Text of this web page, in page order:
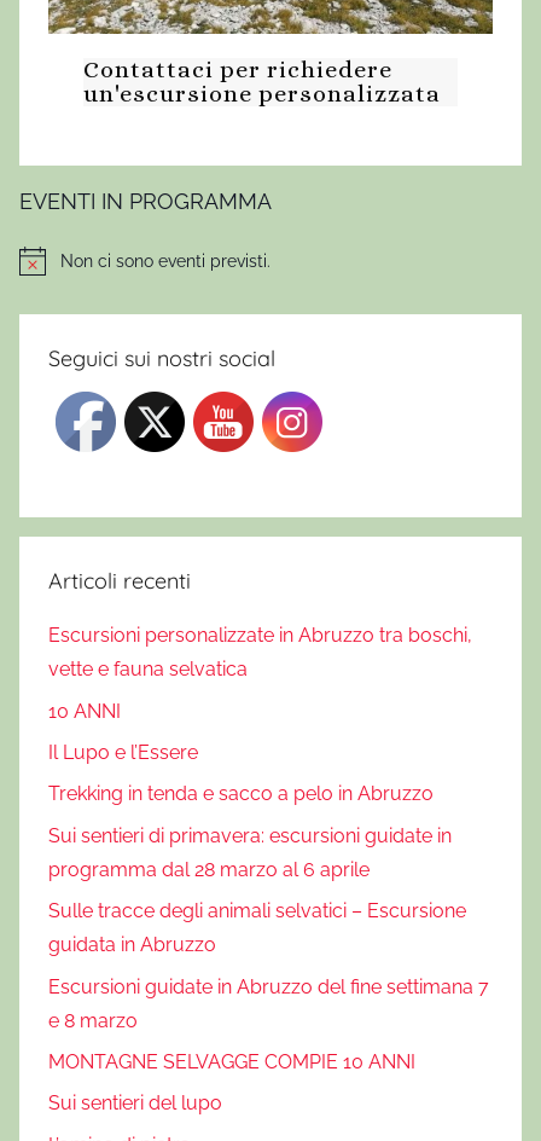
Contattaci per richiedere
un'escursione personalizzata
EVENTI IN PROGRAMMA
NoticeNon ci sono eventi previsti.
Seguici sui nostri social
Articoli recenti
Escursioni personalizzate in Abruzzo tra boschi,
vette e fauna selvatica
10 ANNI
Il Lupo e l’Essere
Trekking in tenda e sacco a pelo in Abruzzo
Sui sentieri di primavera: escursioni guidate in
programma dal 28 marzo al 6 aprile
Sulle tracce degli animali selvatici – Escursione
guidata in Abruzzo
Escursioni guidate in Abruzzo del fine settimana 7
e 8 marzo
MONTAGNE SELVAGGE COMPIE 10 ANNI
Sui sentieri del lupo